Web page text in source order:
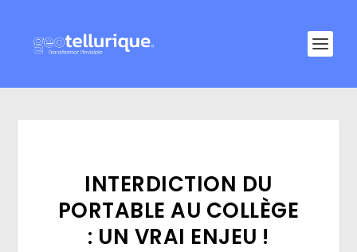
INTERDICTION DU
PORTABLE AU COLLÈGE
: UN VRAI ENJEU !